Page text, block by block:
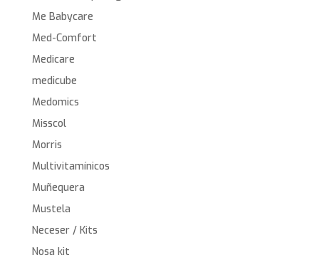
Me Babycare
Med-Comfort
Medicare
medicube
Medomics
Misscol
Morris
Multivitamínicos
Muñequera
Mustela
Neceser / Kits
Nosa kit